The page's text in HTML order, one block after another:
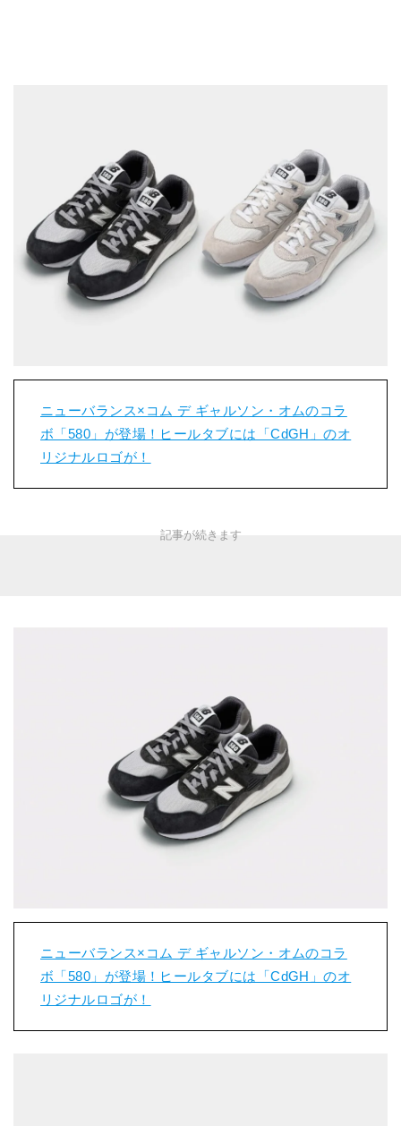
ニューバランス×コム デ ギャルソン・オムのコラ
ボ「580」が登場！ヒールタブには「CdGH」のオ
リジナルロゴが！
ニューバランス×コム デ ギャルソン・オムのコラ
ボ「580」が登場！ヒールタブには「CdGH」のオ
リジナルロゴが！